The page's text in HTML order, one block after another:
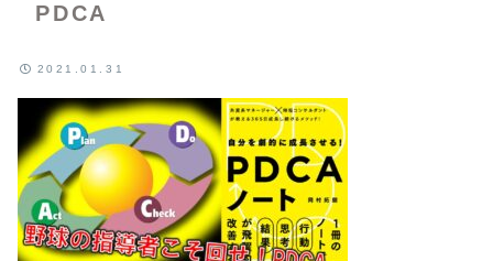
PDCA
2021.01.31